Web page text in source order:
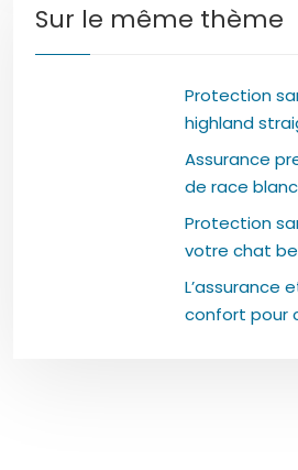
Sur le même thème
Protection
highland
Assurance
de race
Protection
votre chat
L’assurance
confort pour